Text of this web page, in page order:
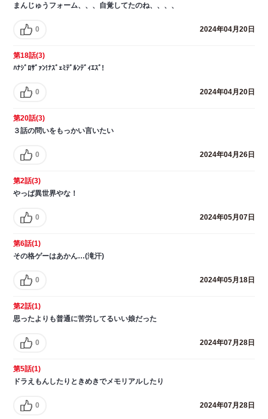
まんじゅうフォーム、、、自覚してたのね、、、、
0 2024年04月20日
第18話(3)
ﾊﾅｼﾞﾛｻﾞｧﾝ!ﾅｽﾞｪﾐﾃﾞﾙﾝﾃﾞｨｴｽﾞ!
0 2024年04月20日
第20話(3)
３話の問いをもっかい言いたい
0 2024年04月26日
第2話(3)
やっぱ異世界やな！
0 2024年05月07日
第6話(1)
その格ゲーはあかん…(滝汗)
0 2024年05月18日
第2話(1)
思ったよりも普通に苦労してるいい娘だった
0 2024年07月28日
第5話(1)
ドラえもんしたりときめきでメモリアルしたり
0 2024年07月28日